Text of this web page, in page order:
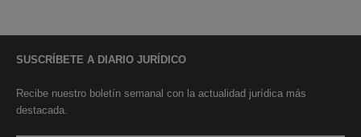
SUSCRÍBETE A DIARIO JURÍDICO
Recibe nuestro boletín semanal con la actualidad jurídica más
destacada.